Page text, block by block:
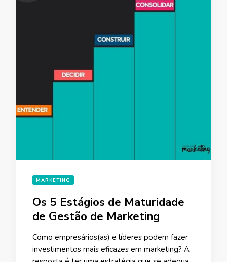
MARKETING
Os 5 Estágios de Maturidade
de Gestão de Marketing
Como empresários(as) e líderes podem fazer
investimentos mais eficazes em marketing? A